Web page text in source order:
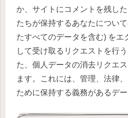
か、サイトにコメントを残し
たちが保持するあなたについ
たすべてのデータを含む) をエ
して受け取るリクエストを行
た、個人データの消去リクエ
ます。これには、管理、法律
ために保持する義務があるデ